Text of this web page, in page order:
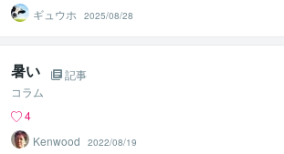
ギュウホ
2025/08/28
暑い
記事
コラム
4
Kenwood
2022/08/19